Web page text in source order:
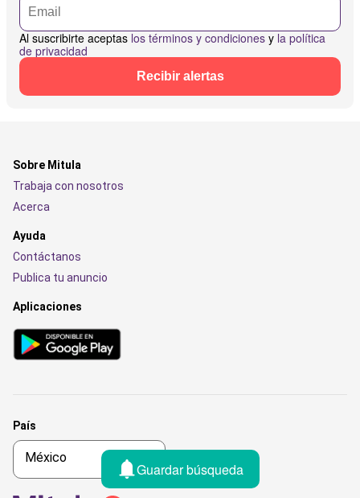
Al suscribirte aceptas los términos y condiciones y la política
de privacidad
Recibir alertas
Guardar búsqueda
Sobre Mitula
Trabaja con nosotros
Acerca
Ayuda
Contáctanos
Publica tu anuncio
Aplicaciones
País